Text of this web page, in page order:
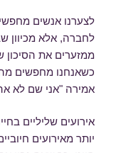
לצערנו אנשים
לחברה, אלא מכיוון
ממזערים את הסיכון
כשאנחנו מחפשים
אמירה "אני שם לא
אירועים שליליים
יותר מאירועים